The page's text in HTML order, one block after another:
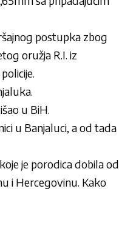
postupka zbog
oružja R.I. iz
u BiH.
u Banjaluci, a od tada
je porodica dobila od
i Hercegovinu. Kako